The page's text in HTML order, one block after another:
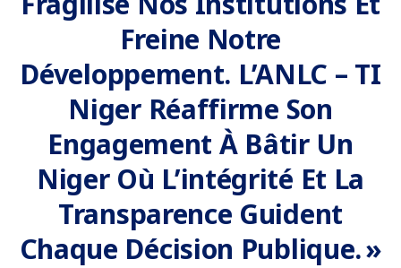
Freine Notre
Développement. L’ANLC – TI
Niger Réaffirme Son
Engagement À Bâtir Un
Niger Où L’intégrité Et La
Transparence Guident
Chaque Décision Publique. »